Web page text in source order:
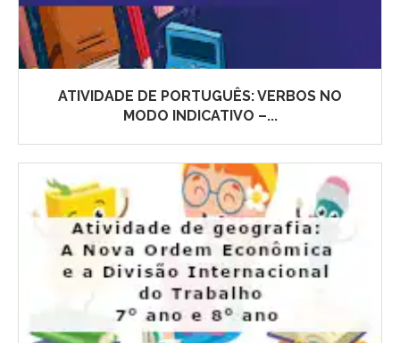
ATIVIDADE DE PORTUGUÊS: VERBOS NO
MODO INDICATIVO –...